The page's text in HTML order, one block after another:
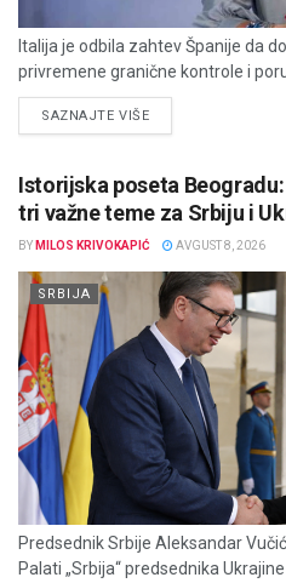
Italija je odbila zahtev Španije da
privremene granične kontrole i
SAZNAJTE VIŠEDETAILS
Istorijska poseta
tri važne teme za Srbiju i
BY MILOS KRIVOKAPIĆ AVGUST 8, 2026
SRBIJA
Predsednik Srbije Aleksandar
Palati „Srbija“ predsednika